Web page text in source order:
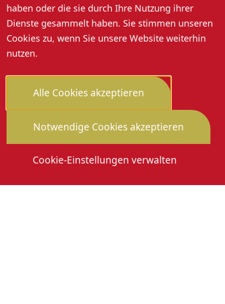
haben oder die sie durch Ihre Nutzung ihrer
Dienste gesammelt haben. Sie stimmen unseren
Cookies zu, wenn Sie unsere Website weiterhin
nutzen.
Alle Cookies akzeptieren
Notwendige Cookies akzeptieren
Cookie-Einstellungen verwalten
Info-Telefon am Veranstaltungstag: 07802 700220